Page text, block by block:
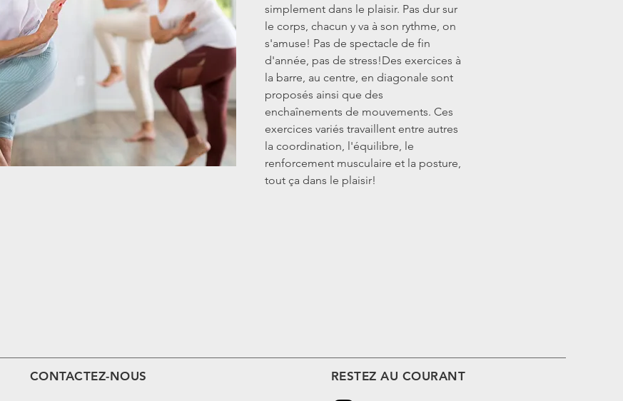
simplement dans le plaisir. Pas dur sur
le corps, chacun y va à son rythme, on
s'amuse! Pas de spectacle de fin
d'année, pas de stress!Des exercices à
la barre, au centre, en diagonale sont
proposés ainsi que des
enchaînements de mouvements. Ces
exercices variés travaillent entre autres
la coordination, l'équilibre, le
renforcement musculaire et la posture,
tout ça dans le plaisir!
CONTACTEZ-NOUS RESTEZ AU COURANT